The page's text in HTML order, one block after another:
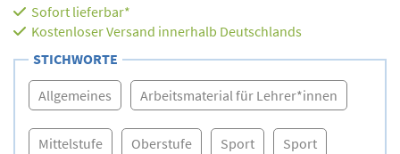
Sofort lieferbar*
Kostenloser Versand innerhalb Deutschlands
STICHWORTE
Allgemeines Arbeitsmaterial für Lehrer*innen
Mittelstufe Oberstufe Sport Sport